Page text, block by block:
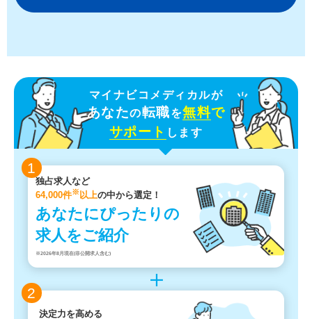
マイナビコメディカルが
あなたの転職を無料で
サポート します
1
独占求人など
64,000件※以上の中から選定！
あなたにぴったりの
求人をご紹介
※2026年8月現在(非公開求人含む)
2
決定力を高める